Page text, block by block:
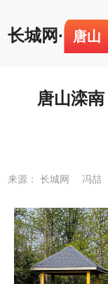
长城网· 唐山
唐山滦
来源： 长城网 冯喆